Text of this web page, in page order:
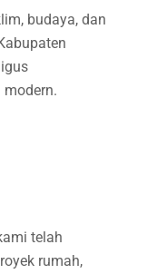
budaya, dan
telah
rumah,